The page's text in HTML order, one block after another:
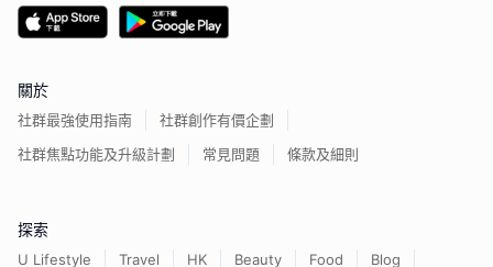
關於
社群最強使用指南
社群創作有價企劃
社群焦點功能及升級計劃
常見問題 條款及細則
探索
U Lifestyle Travel HK Beauty Food Blog